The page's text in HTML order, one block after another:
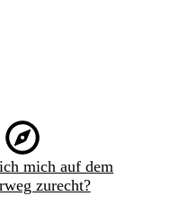
mich auf dem
zurecht?